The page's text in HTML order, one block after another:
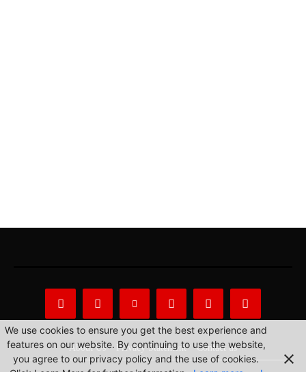
About Us Privacy Statement Contact us
We use cookies to ensure you get the best experience and
features on our website. By continuing to use the website,
you agree to our privacy policy and the use of cookies.